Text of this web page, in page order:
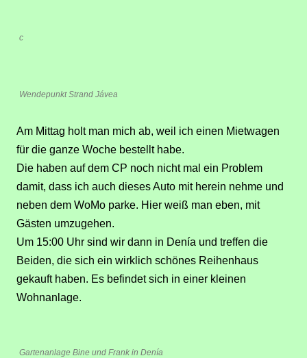
c
Wendepunkt Strand Jávea
Am Mittag holt man mich ab, weil ich einen Mietwagen
für die ganze Woche bestellt habe.
Die haben auf dem CP noch nicht mal ein Problem
damit, dass ich auch dieses Auto mit herein nehme und
neben dem WoMo parke. Hier weiß man eben, mit
Gästen umzugehen.
Um 15:00 Uhr sind wir dann in Denía und treffen die
Beiden, die sich ein wirklich schönes Reihenhaus
gekauft haben. Es befindet sich in einer kleinen
Wohnanlage.
Gartenanlage Bine und Frank in Denía